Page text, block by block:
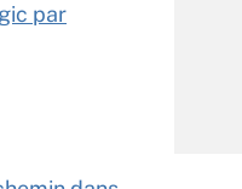
par